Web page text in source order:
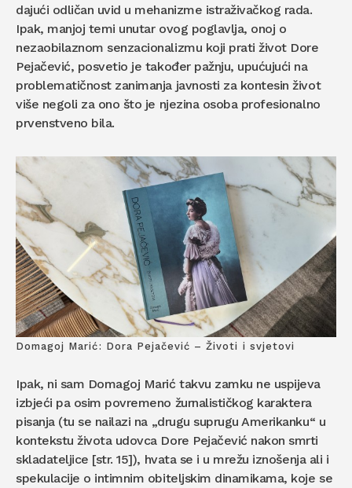
dajući odličan uvid u mehanizme istraživačkog rada.
Ipak, manjoj temi unutar ovog poglavlja, onoj o
nezaobilaznom senzacionalizmu koji prati život Dore
Pejačević, posvetio je također pažnju, upućujući na
problematičnost zanimanja javnosti za kontesin život
više negoli za ono što je njezina osoba profesionalno
prvenstveno bila.
Domagoj Marić: Dora Pejačević – Životi i svjetovi
Ipak, ni sam Domagoj Marić takvu zamku ne uspijeva
izbjeći pa osim povremeno žurnalističkog karaktera
pisanja (tu se nailazi na „drugu suprugu Amerikanku“ u
kontekstu života udovca Dore Pejačević nakon smrti
skladateljice [str. 15]), hvata se i u mrežu iznošenja ali i
spekulacije o intimnim obiteljskim dinamikama, koje se